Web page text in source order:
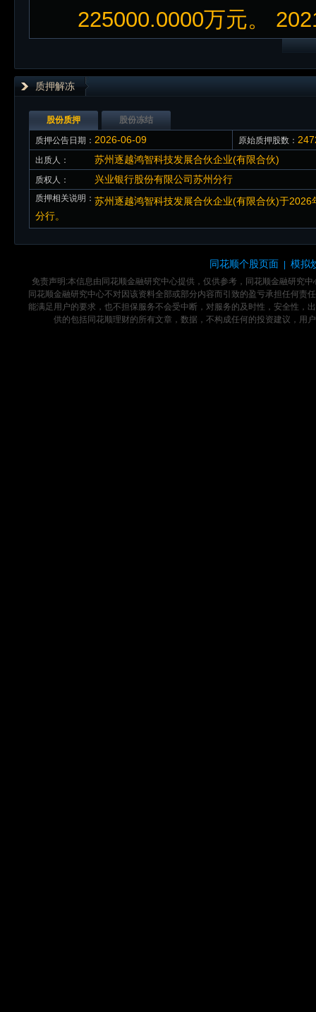
225000.0000万元。
质押解冻
股份质押 股份冻结
质押公告日期： 2026-06-09 原始质押股数：
出质人： 苏州逐越鸿智科技发展合伙企业(有限合伙)
质权人： 兴业银行股份有限公司苏州分行
质押相关说明： 苏州逐越鸿智科技发展合伙企业(有限合伙)于
分行。
同花顺个股页面 模拟
免责声明:本信息由同花顺金融研究中心提供，仅供参考，同花顺金融研究
同花顺金融研究中心不对因该资料全部或部分内容而引致的盈亏承担任何
能满足用户的要求，也不担保服务不会受中断，对服务的及时性，安全性，
供的包括同花顺理财的所有文章，数据，不构成任何的投资建议，用